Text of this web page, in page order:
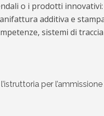
o i prodotti
additiva e
sistemi di
per l’ammissione